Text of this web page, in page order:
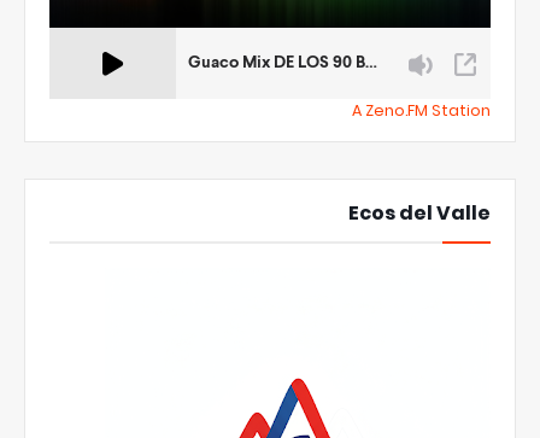
A Zeno.FM Station
Ecos del Valle